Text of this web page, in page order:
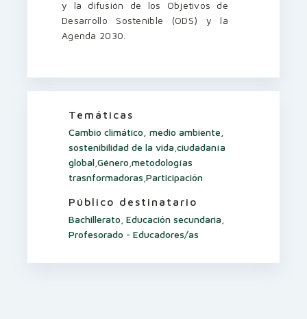
y la difusión de los Objetivos de
Desarrollo Sostenible (ODS) y la
Agenda 2030.
Temáticas
Cambio climático, medio ambiente,
sostenibilidad de la vida ciudadanía
global Género metodologías
trasnformadoras Participación
Público destinatario
Bachillerato Educación secundaria
Profesorado - Educadores/as